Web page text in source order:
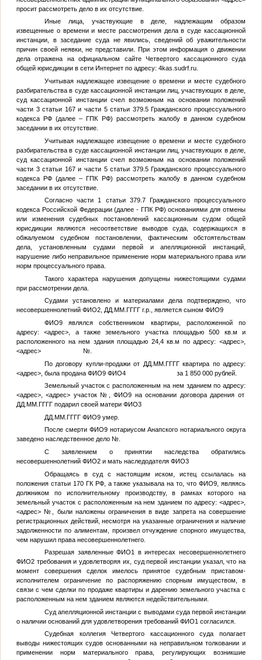
просит рассмотреть дело в их отсутствие.
Иные лица, участвующие в деле, надлежащим образом
извещенные о времени и месте рассмотрения дела в суде кассационной
инстанции, в заседание суда не явились, сведений об уважительности
причин своей неявки, не представили. При этом информация о движении
дела отражена на официальном сайте Четвертого кассационного суда
общей юрисдикции в сети Интернет по адресу: 4kas.sudrf.ru.
Учитывая надлежащее извещение о времени и месте судебного
разбирательства в суде кассационной инстанции лиц, участвующих в деле,
суд кассационной инстанции счел возможным на основании положений
части 3 статьи 167 и части 5 статьи 379.5 Гражданского процессуального
кодекса РФ (далее – ГПК РФ) рассмотреть жалобу в данном судебном
заседании в их отсутствие.
Учитывая надлежащее извещение о времени и месте судебного
разбирательства в суде кассационной инстанции лиц, участвующих в деле,
суд кассационной инстанции счел возможным на основании положений
части 3 статьи 167 и части 5 статьи 379.5 Гражданского процессуального
кодекса РФ (далее – ГПК РФ) рассмотреть жалобу в данном судебном
заседании в их отсутствие.
Согласно части 1 статьи 379.7 Гражданского процессуального
кодекса Российской Федерации (далее - ГПК РФ) основаниями для отмены
или изменения судебных постановлений кассационным судом общей
юрисдикции являются несоответствие выводов суда, содержащихся в
обжалуемом судебном постановлении, фактическим обстоятельствам
дела, установленным судами первой и апелляционной инстанций,
нарушение либо неправильное применение норм материального права или
норм процессуального права.
Такого характера нарушения допущены нижестоящими судами
при рассмотрении дела.
Судами установлено и материалами дела подтверждено, что
несовершеннолетний ФИО2, ДД.ММ.ГГГГг.р., является сыном ФИО9
ФИО9являлся собственником квартиры, расположенной по
адресу: <адрес> , а также земельного участка площадью 500 кв.м и
расположенного на нем здания площадью 24,4 кв.м по адресу: <адрес>
<адрес>
№.
По договору купли-продажи от ДД.ММ.ГГГГквартира по адресу:
<адрес>, была продана ФИО9 ФИО4за 1 850 000 рублей.
Земельный участок с расположенным на нем зданием по адресу:
<адрес>,<адрес> участок № ,ФИО9 на основании договора дарения от
ДД.ММ.ГГГГподарил своей матери ФИО3
ДД.ММ.ГГГГ ФИО9умер.
После смерти ФИО9нотариусом Анапского нотариального округа
заведено наследственное дело №.
С заявлением о принятии наследства обратились
несовершеннолетний ФИО2и мать наследодателя ФИО3
Обращаясь в суд с настоящим иском, истец ссылалась на
положения статьи 170 ГК РФ, а также указывала на то, чтоФИО9 , являясь
должником по исполнительному производству, в рамках которого на
земельный участок с расположенным на нем зданием по адресу: <адрес>
<адрес> №
, были наложены ограничения в виде запрета на совершение
регистрационных действий, несмотря на указанные ограничения и наличие
задолженности по алиментам, произвел отчуждение спорного имущества,
чем нарушил права несовершеннолетнего.
Разрешая заявленныеФИО1
в интересах несовершеннолетнего
ФИО2требования и удовлетворяя их, суд первой инстанции указал, что на
момент совершения сделок имелось принятое судебным приставом-
исполнителем ограничение по распоряжению спорным имуществом, в
связи с чем сделки по продаже квартиры и дарению земельного участка с
расположенным на нем зданием являются недействительными.
Суд апелляционной инстанции с выводами суда первой инстанции
о наличии оснований для удовлетворения требований ФИО1 согласился.
Судебная коллегия Четвертого кассационного суда полагает
выводы нижестоящих судов основанными на неправильном толковании и
применении норм материального права, регулирующих возникшие